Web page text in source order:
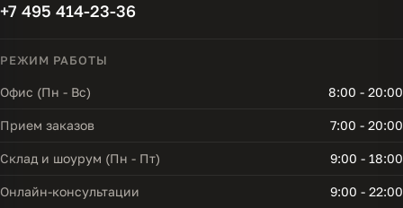
+7 495 414-23-36
РЕЖИМ РАБОТЫ
Офис (Пн - Вс) 8:00 - 20:00
Прием заказов 7:00 - 20:00
Склад и шоурум (Пн - Пт) 9:00 - 18:00
Онлайн-консультации 9:00 - 22:00